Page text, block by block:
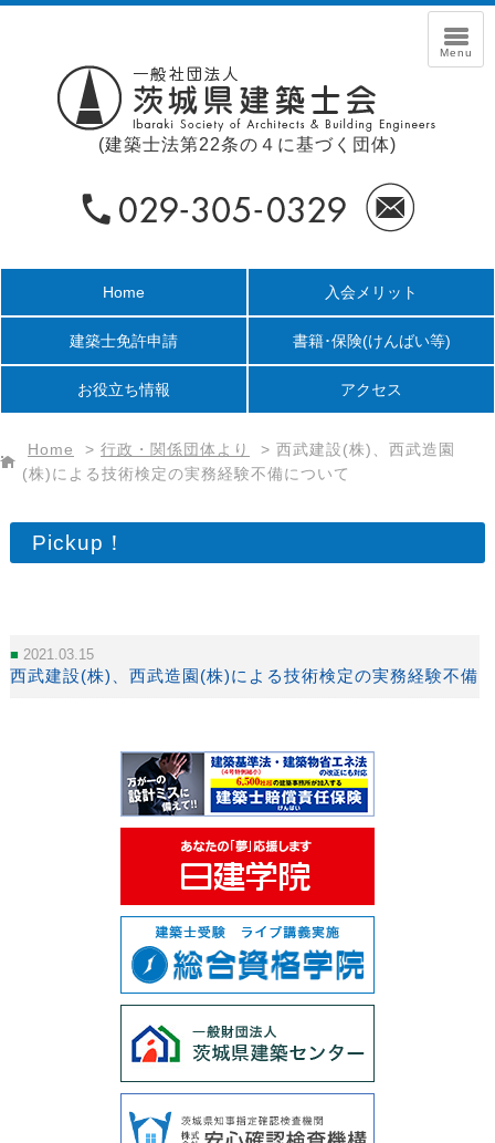
(建築士法第22条の４に基づく団体)
Home 入会メリット
建築士免許申請 書籍･保険(けんばい等)
お役立ち情報 アクセス
Home > 行政・関係団体より > 西武建設(株)、西武造園
(株)による技術検定の実務経験不備について
Pickup！
2021.03.15
西武建設(株)、西武造園(株)による技術検定の実務経験不備